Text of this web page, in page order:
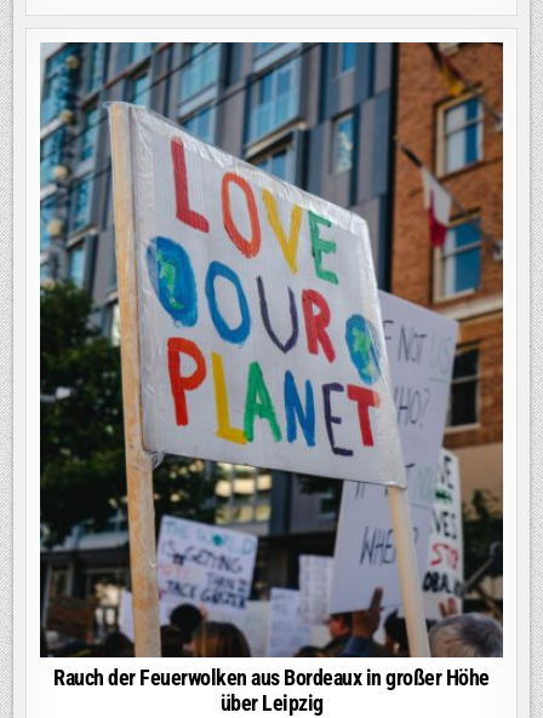
Rauch der Feuerwolken aus Bordeaux in großer Höhe
über Leipzig